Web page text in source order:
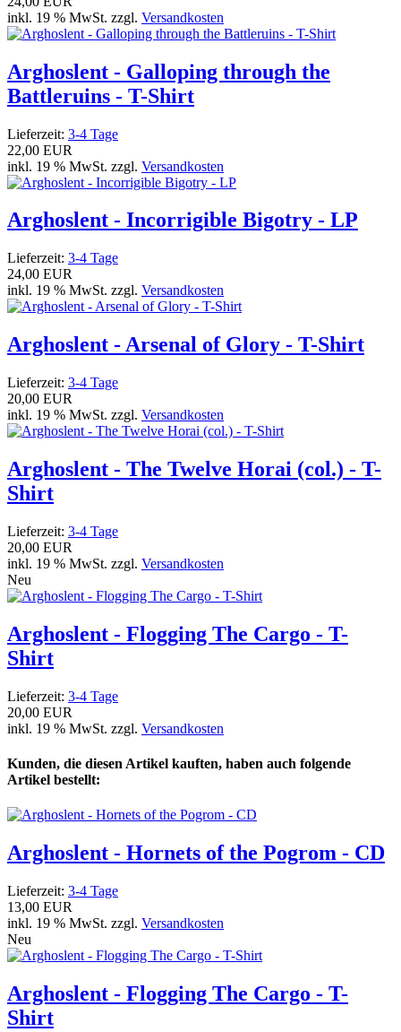
inkl. 19 % MwSt. zzgl. Versandkosten
Arghoslent - Galloping through the
Battleruins - T-Shirt
Lieferzeit: 3-4 Tage
22,00 EUR
inkl. 19 % MwSt. zzgl. Versandkosten
Arghoslent - Incorrigible Bigotry - LP
Lieferzeit: 3-4 Tage
24,00 EUR
inkl. 19 % MwSt. zzgl. Versandkosten
Arghoslent - Arsenal of Glory - T-Shirt
Lieferzeit: 3-4 Tage
20,00 EUR
inkl. 19 % MwSt. zzgl. Versandkosten
Arghoslent - The Twelve Horai (col.) - T-
Shirt
Lieferzeit: 3-4 Tage
20,00 EUR
inkl. 19 % MwSt. zzgl. Versandkosten
Neu
Arghoslent - Flogging The Cargo - T-
Shirt
Lieferzeit: 3-4 Tage
20,00 EUR
inkl. 19 % MwSt. zzgl. Versandkosten
Kunden, die diesen Artikel kauften, haben auch folgende
Artikel bestellt:
Arghoslent - Hornets of the Pogrom - CD
Lieferzeit: 3-4 Tage
13,00 EUR
inkl. 19 % MwSt. zzgl. Versandkosten
Neu
Arghoslent - Flogging The Cargo - T-
Shirt